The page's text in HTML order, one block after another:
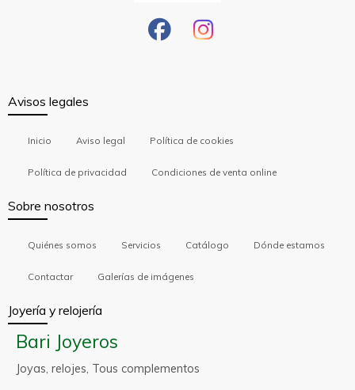
Avisos legales
Inicio Aviso legal Política de cookies
Política de privacidad Condiciones de venta online
Sobre nosotros
Quiénes somos Servicios Catálogo Dónde estamos
Contactar Galerías de imágenes
Joyería y relojería
Bari Joyeros
Joyas, relojes, Tous complementos